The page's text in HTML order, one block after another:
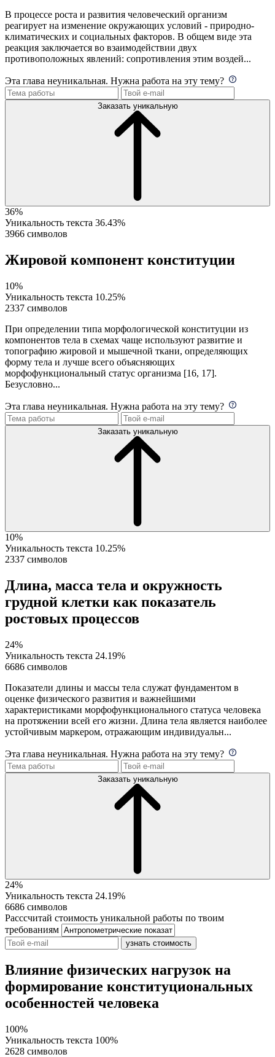
В процессе роста и развития человеческий организм
реагирует на изменение окружающих условий - природно-
климатических и социальных факторов. В общем виде эта
реакция заключается во взаимодействии двух
противоположных явлений: сопротивления этим воздей...
Эта глава неуникальная. Нужна работа на эту тему?
Заказать уникальную
36%
Уникальность текста 36.43%
3966 символов
Жировой компонент конституции
10%
Уникальность текста 10.25%
2337 символов
При определении типа морфологической конституции из
компонентов тела в схемах чаще используют развитие и
топографию жировой и мышечной ткани, определяющих
форму тела и лучше всего объясняющих
морфофункциональный статус организма [16, 17].
Безусловно...
Эта глава неуникальная. Нужна работа на эту тему?
Заказать уникальную
10%
Уникальность текста 10.25%
2337 символов
Длина, масса тела и окружность
грудной клетки как показатель
ростовых процессов
24%
Уникальность текста 24.19%
6686 символов
Показатели длины и массы тела служат фундаментом в
оценке физического развития и важнейшими
характеристиками морфофункционального статуса человека
на протяжении всей его жизни. Длина тела является наиболее
устойчивым маркером, отражающим индивидуальн...
Эта глава неуникальная. Нужна работа на эту тему?
Заказать уникальную
24%
Уникальность текста 24.19%
6686 символов
Расссчитай стоимость уникальной работы по твоим
требованиям
узнать стоимость
Влияние физических нагрузок на
формирование конституциональных
особенностей человека
100%
Уникальность текста 100%
2628 символов